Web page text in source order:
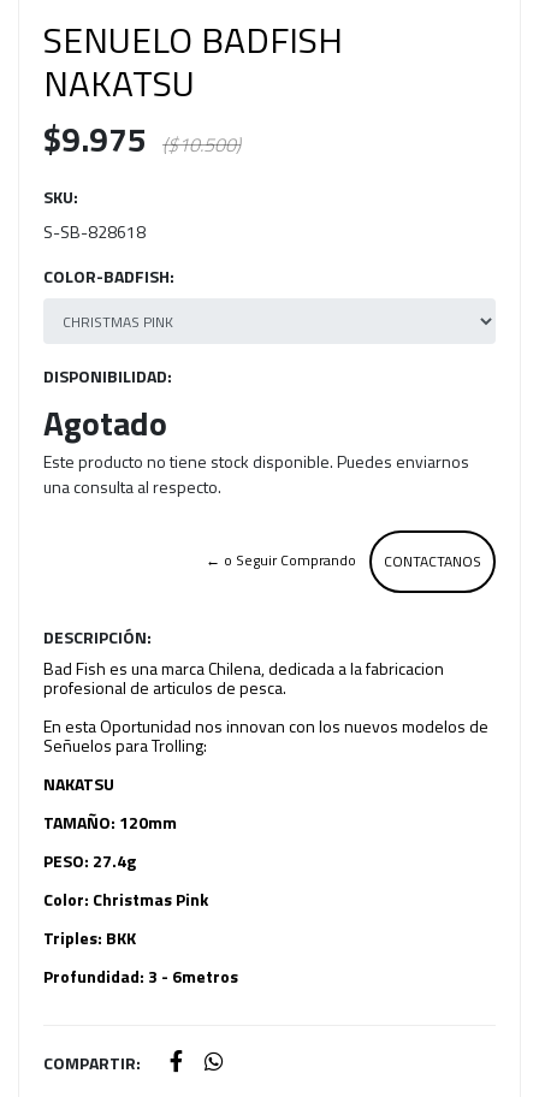
SENUELO BADFISH
NAKATSU
$9.975 ($10.500)
SKU:
S-SB-828618
COLOR-BADFISH:
DISPONIBILIDAD:
Agotado
Este producto no tiene stock disponible. Puedes enviarnos
una consulta al respecto.
CONTACTANOS
← o Seguir Comprando
DESCRIPCIÓN:
Bad Fish es una marca Chilena, dedicada a la fabricacion
profesional de articulos de pesca.
En esta Oportunidad nos innovan con los nuevos modelos de
Señuelos para Trolling:
NAKATSU
TAMAÑO: 120mm
PESO: 27.4g
Color: Christmas Pink
Triples: BKK
Profundidad: 3 - 6metros
COMPARTIR: